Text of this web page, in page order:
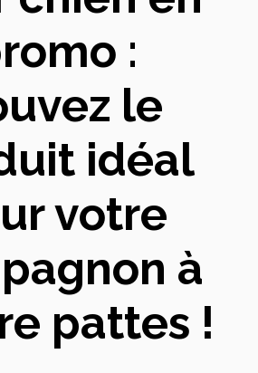
:
le
idéal
votre
à
pattes !